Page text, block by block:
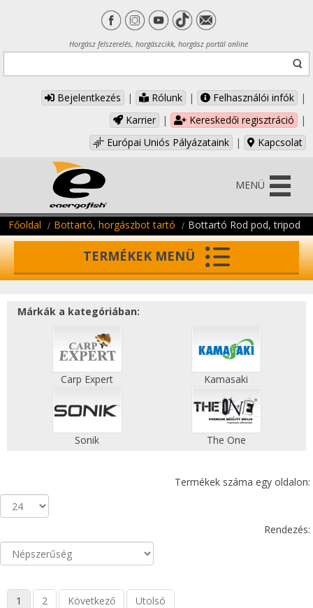
Horgász felszerelés, horgászcikk, horgász portál online
Bejelentkezés | Rólunk | Felhasználói infók
|
Karrier
| Kereskedői regisztráció
|
Európai Uniós Pályázataink
| Kapcsolat
MENÜ
Főoldal Bottartó, horgászbot tartó Bottartó Rod pod, tripod
TERMÉKEK MENÜ
Márkák a kategóriában:
Carp Expert Kamasaki
Sonik The One
Termékek száma egy oldalon:
Rendezés:
1 2 Következő Utolsó